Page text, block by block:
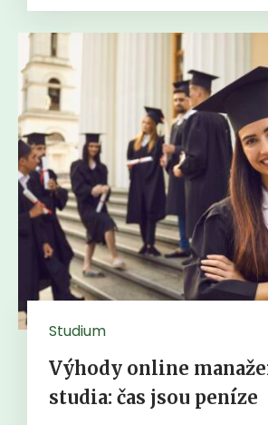
Studium
Výhody online
studia: čas jsou peníze